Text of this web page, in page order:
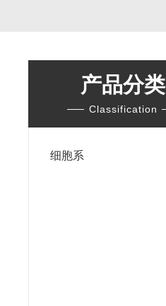
产品分类
Classification
细胞系